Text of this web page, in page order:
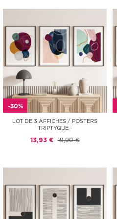
-30%
LOT DE 3 AFFICHES / POSTERS
TRIPTYQUE -
13,93 € 19,90 €